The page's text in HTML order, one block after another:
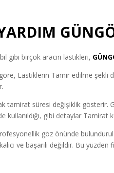
gibi birçok aracın lastikleri,
Lastiklerin Tamir edilme şekli
tamirat süresi değişiklik
kullanıldığı, gibi detaylar Tamirat
göz önünde
ve başarılı değildir. Bu